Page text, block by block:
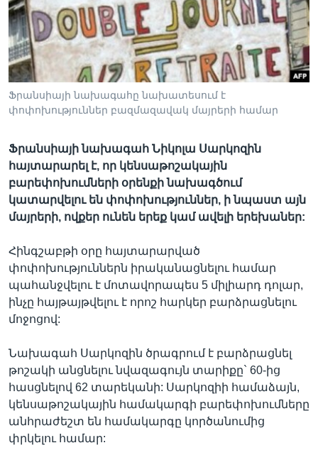
Լեզուներ
Ֆրանսիայի նախագահը նախատեսում է
փոփոխություններ բազմազավակ մայրերի համար
Ֆրանսիայի նախագահ Նիկոլա Սարկոզին
հայտարարել է, որ կենսաթոշակային
բարեփոխումների օրենքի նախագծում
կատարվելու են փոփոխություններ, ի նպաստ այն
մայրերի, ովքեր ունեն երեք կամ ավելի երեխաներ:
Հինգշաբթի օրը հայտարարված
փոփոխություններն իրականացնելու համար
պահանջվելու է մոտավորապես 5 միլիարդ դոլար,
ինչը հայթայթվելու է որոշ հարկեր բարձրացնելու
մոջոցով:
Նախագահ Սարկոզին ծրագրում է բարձրացնել
թոշակի անցնելու նվազագույն տարիքը` 60-ից
հասցնելով 62 տարեկանի: Սարկոզիի համաձայն,
կենսաթոշակային համակարգի բարեփոխումները
անհրաժեշտ են համակարգը կործանումից
փրկելու համար: